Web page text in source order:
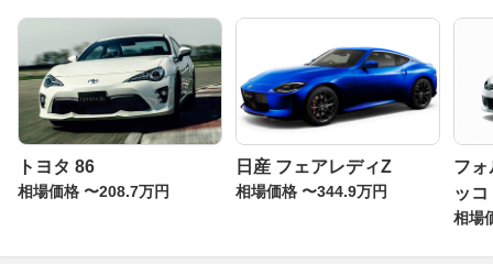
トヨタ 86
相場価格 〜208.7万円
日産 フェアレディZ
相場価格 〜344.9万円
フォ
ッコ
相場